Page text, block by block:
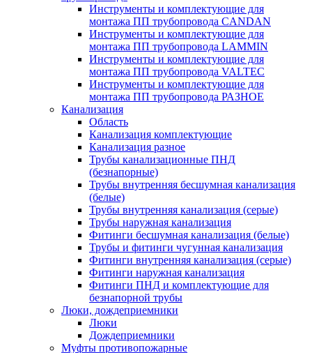
Инструменты и комплектующие для
монтажа ПП трубопровода CANDAN
Инструменты и комплектующие для
монтажа ПП трубопровода LAMMIN
Инструменты и комплектующие для
монтажа ПП трубопровода VALTEC
Инструменты и комплектующие для
монтажа ПП трубопровода РАЗНОЕ
Канализация
Область
Канализация комплектующие
Канализация разное
Трубы канализационные ПНД
(безнапорные)
Трубы внутренняя бесшумная канализация
(белые)
Трубы внутренняя канализация (серые)
Трубы наружная канализация
Фитинги бесшумная канализация (белые)
Трубы и фитинги чугунная канализация
Фитинги внутренняя канализация (серые)
Фитинги наружная канализация
Фитинги ПНД и комплектующие для
безнапорной трубы
Люки, дождеприемники
Люки
Дождеприемники
Муфты противопожарные